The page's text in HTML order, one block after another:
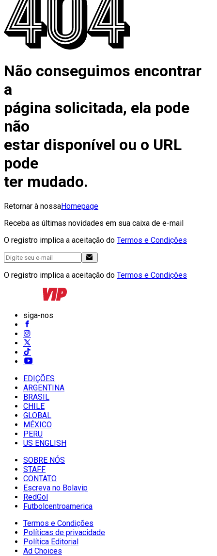
Não conseguimos encontrar
a
página solicitada, ela pode
não
estar disponível ou o URL
pode
ter mudado.
Retornar à nossaHomepage
Receba as últimas novidades em sua caixa de e-mail
O registro implica a aceitação do Termos e Condições
O registro implica a aceitação do Termos e Condições
siga-nos
EDIÇÕES
ARGENTINA
BRASIL
CHILE
GLOBAL
MÉXICO
PERU
US ENGLISH
SOBRE NÓS
STAFF
CONTATO
Escreva no Bolavip
RedGol
Futbolcentroamerica
Termos e Condições
Políticas de privacidade
Política Editorial
Ad Choices